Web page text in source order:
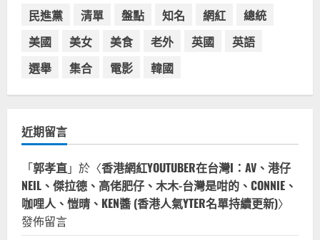
台灣餐飲在全球
美國人愛鼎泰豐小籠包！美國人吃鼎
泰豐受歡迎台灣米其林餐廳！加州賭
城西雅圖分店排隊人潮影片盤點
民進黨
清單 盤點 知名 網紅
總統
美國
美女 美食 老外 英國
英語
選舉
集合 電影 韓國
近期留言
「郭孝直」於〈香港網紅YOUTUBER在台灣I：AV、港仔
NEIL、傑拉德、高佬肥仔、木木-台灣是咁的、CONNIE、
咖哩人、愷晴、KEN醬 (香港人氣YTER名單持續更新)〉
發佈留言